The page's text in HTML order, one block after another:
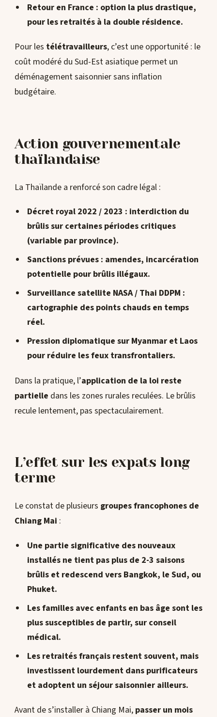
Retour en France : option la plus drastique,
pour les retraités à la double résidence.
Pour les télétravailleurs, c’est une opportunité : le
coût modéré du Sud-Est asiatique permet un
déménagement saisonnier sans inflation
budgétaire.
Action gouvernementale
thaïlandaise
La Thaïlande a renforcé son cadre légal :
Décret royal 2022 / 2023 : interdiction du
brûlis sur certaines périodes critiques
(variable par province).
Sanctionsprévues : amendes, incarcération
potentielle pour brûlis illégaux.
Surveillance satellite NASA / Thai DDPM :
cartographie des points chauds en temps
réel.
Pression diplomatique sur Myanmar et Laos
pour réduire les feux transfrontaliers.
Dans la pratique, l’application de la loi reste
partielle dans les zones rurales reculées. Le brûlis
recule lentement, pas spectaculairement.
L’effet sur les expats long
terme
Le constat de plusieurs groupes francophones de
Chiang Mai :
Une partie significative des nouveaux
installés ne tient pas plus de 2-3 saisons
brûliset redescend vers Bangkok, le Sud, ou
Phuket.
Lesfamilles avec enfants en bas âge sont les
plus susceptibles de partir, sur conseil
médical.
Les retraités françaisrestent souvent, mais
investissent lourdement dans purificateurs
et adoptent un séjour saisonnier ailleurs.
Avant de s’installer à Chiang Mai, passer un mois